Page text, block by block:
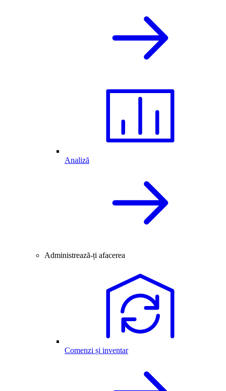
Analiză
Administrează-ți afacerea
Comenzi și inventar